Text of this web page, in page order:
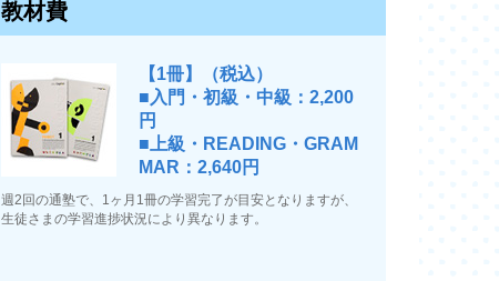
教材費
【1冊】（税込）
■入門・初級・中級：2,200
円
■上級・READING・GRAM
MAR：2,640円
週2回の通塾で、1ヶ月1冊の学習完了が目安となりますが、
生徒さまの学習進捗状況により異なります。